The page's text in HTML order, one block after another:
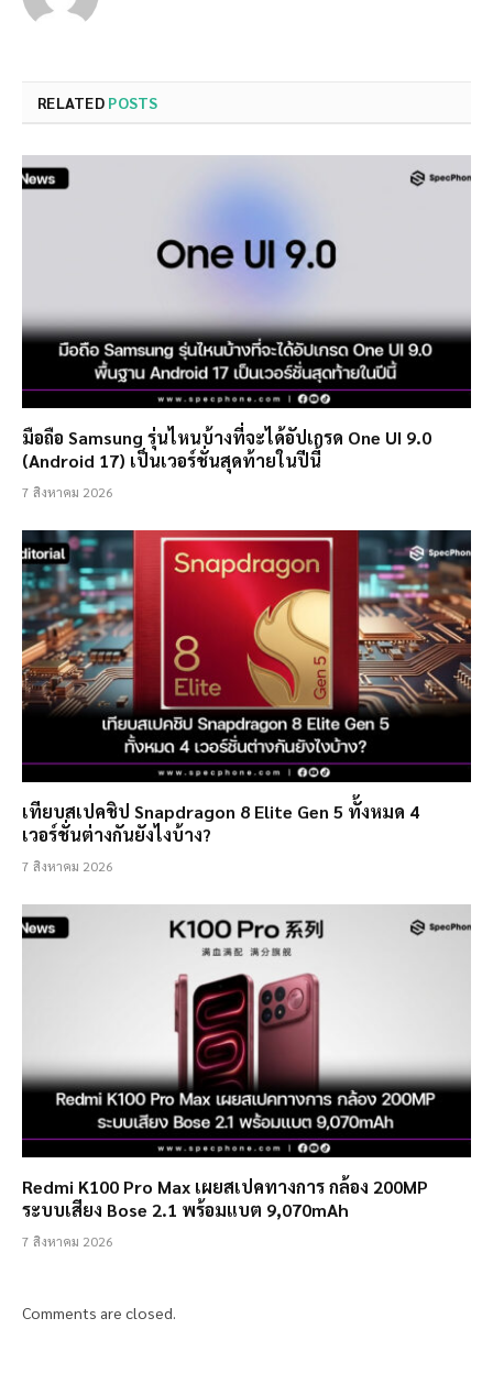
RELATED POSTS
มือถือ Samsung รุ่นไหนบ้างที่จะได้อัปเกรด One UI 9.0
(Android 17) เป็นเวอร์ชั่นสุดท้ายในปีนี้
7 สิงหาคม 2026
เทียบสเปคชิป Snapdragon 8 Elite Gen 5 ทั้งหมด 4
เวอร์ชั่นต่างกันยังไงบ้าง?
7 สิงหาคม 2026
Redmi K100 Pro Max เผยสเปคทางการ กล้อง 200MP
ระบบเสียง Bose 2.1 พร้อมแบต 9,070mAh
7 สิงหาคม 2026
Comments are closed.